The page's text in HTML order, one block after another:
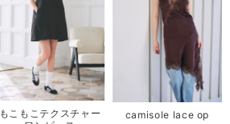
もこもこテクスチャー
camisole lace op